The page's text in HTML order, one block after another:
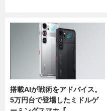
搭載AIが戦術をアドバイス。
5万円台で登場したミドルゲ